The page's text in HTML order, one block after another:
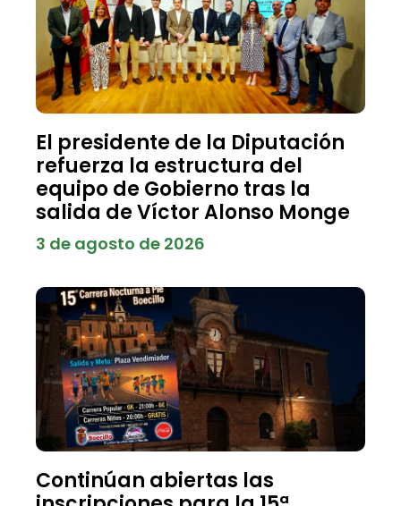
El presidente de la Diputación
refuerza la estructura del
equipo de Gobierno tras la
salida de Víctor Alonso Monge
3 de agosto de 2026
Continúan abiertas las